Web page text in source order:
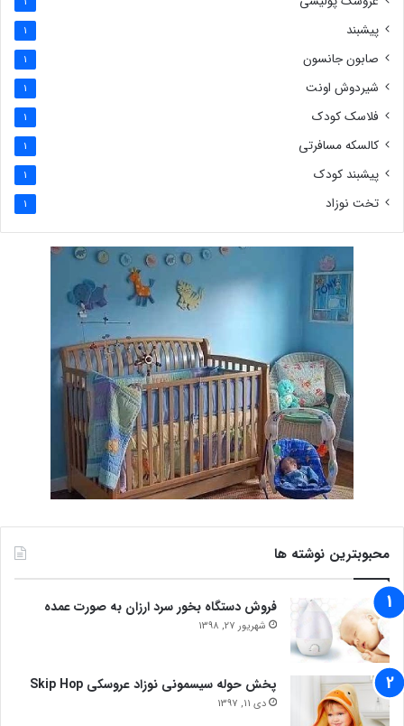
پیشبند 1
صابون جانسون 1
شیردوش اونت 1
فلاسک کودک 1
کالسکه مسافرتی 1
پیشبند کودک 1
تخت نوزاد 1
محبوبترین نوشته ها
فروش دستگاه بخور سرد ارزان به صورت عمده
شهریور 27, 1398
پخش حوله سیسمونی نوزاد عروسکی Skip Hop
دی 11, 1397